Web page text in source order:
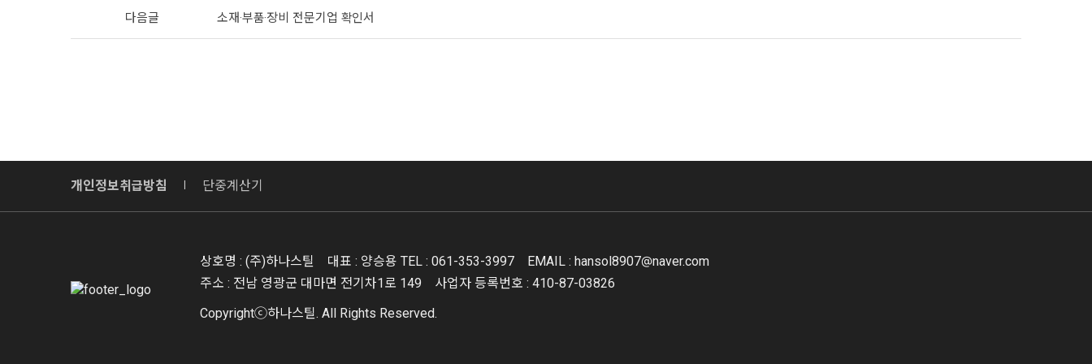
다음글 소재·부품·장비 전문기업 확인서
개인정보취급방침 단중계산기
상호명 : (주)하나스틸 대표 : 양승용 TEL : 061-353-3997
EMAIL : hansol8907@naver.com
주소 : 전남 영광군 대마면 전기차1로 149 사업자 등록번호 : 410-87-03826
Copyrightⓒ하나스틸. All Rights Reserved.